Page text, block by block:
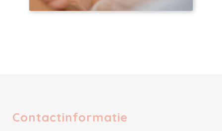
Contactinformatie